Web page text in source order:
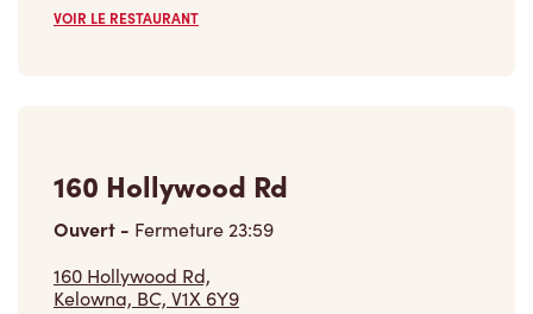
VOIR LE RESTAURANT
160 Hollywood Rd
Ouvert - Fermeture23:59
160 Hollywood Rd,
Kelowna, BC, V1X 6Y9